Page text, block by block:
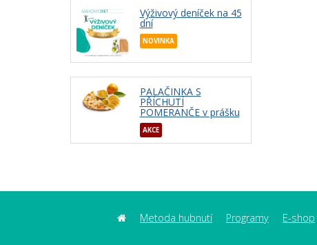
Výživový deníček na 45
dní
NOVINKA
PALAČINKA S
PŘÍCHUTÍ
POMERANČE v prášku
AKCE
Metoda hubnutí Programy E-shop